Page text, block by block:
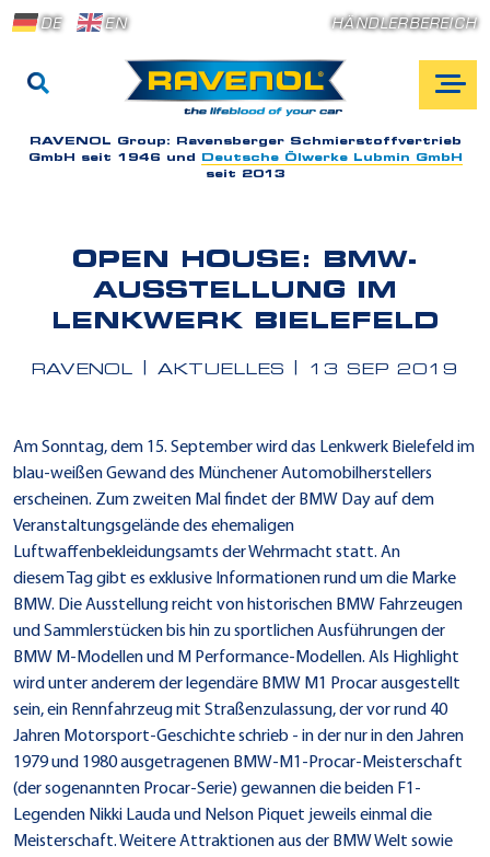
DE EN HÄNDLERBEREICH
RAVENOL Group: Ravensberger Schmierstoffvertrieb
GmbH seit 1946 und
Deutsche Ölwerke Lubmin GmbH
seit 2013
OPEN HOUSE: BMW-
AUSSTELLUNG IM
LENKWERK BIELEFELD
RAVENOL AKTUELLES 13 SEP 2019
Am Sonntag, dem 15. September wird das Lenkwerk Bielefeld im
blau-weißen Gewand des Münchener Automobilherstellers
erscheinen. Zum zweiten Mal findet der BMW Day auf dem
Veranstaltungsgelände des ehemaligen
Luftwaffenbekleidungsamts der Wehrmacht statt. An
diesem Tag gibt es exklusive Informationen rund um die Marke
BMW. Die Ausstellung reicht von historischen BMW Fahrzeugen
und Sammlerstücken bis hin zu sportlichen Ausführungen der
BMW M-Modellen und M Performance-Modellen. Als Highlight
wird unter anderem der legendäre BMW M1 Procar ausgestellt
sein, ein Rennfahrzeug mit Straßenzulassung, der vor rund 40
Jahren Motorsport-Geschichte schrieb - in der nur in den Jahren
1979 und 1980 ausgetragenen BMW-M1-Procar-Meisterschaft
(der sogenannten Procar-Serie) gewannen die beiden F1-
Legenden Nikki Lauda und Nelson Piquet jeweils einmal die
Meisterschaft. Weitere Attraktionen aus der BMW Welt sowie